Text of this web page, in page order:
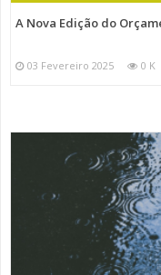
A Nova Edição do
03 Fevereiro 2025 0 K